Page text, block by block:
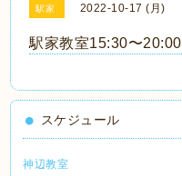
駅家 2022-10-17 (月)
駅家教室15:30〜20:00
スケジュール
神辺教室